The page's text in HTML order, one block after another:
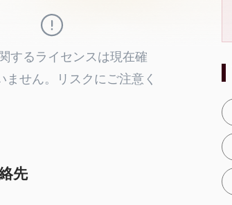
するライセンスは現在確
ません。リスクにご注意く
先